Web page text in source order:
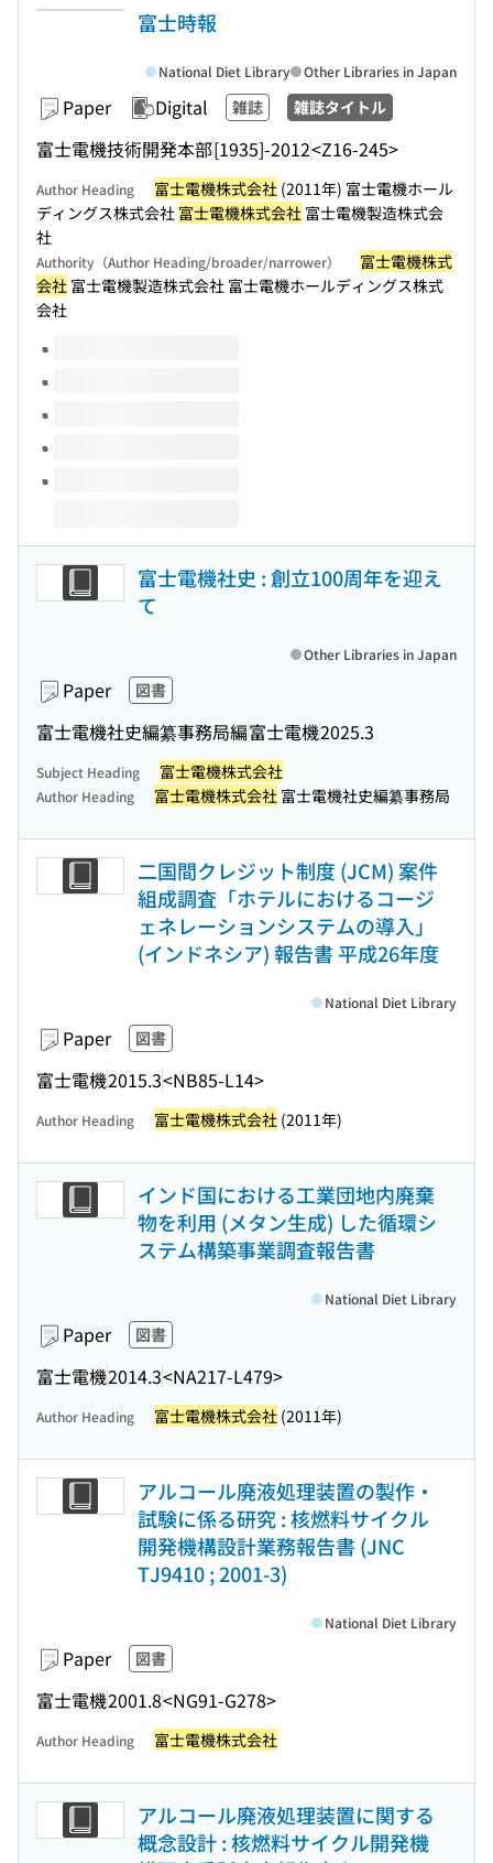
富士時報
Paper Digital 雑誌 雑誌タイトル
富士電機技術開発本部[1935]-2012<Z16-245>
National Diet Library Other Libraries in Japan
Author Heading 富士電機株式会社 (2011年) 富士電機ホール
ディングス株式会社 富士電機株式会社 富士電機製造株式会
社
Authority（Author Heading/broader/narrower）
富士電機株式
会社 富士電機製造株式会社 富士電機ホールディングス株式
会社
Volumes of this title
富士電機社史 : 創立100周年を迎え
て
Paper 図書
富士電機社史編纂事務局編富士電機2025.3
Other Libraries in Japan
Subject Heading 富士電機株式会社
Author Heading 富士電機株式会社 富士電機社史編纂事務局
二国間クレジット制度 (JCM) 案件
組成調査「ホテルにおけるコージ
ェネレーションシステムの導入」
(インドネシア) 報告書 平成26年度
Paper 図書
富士電機2015.3<NB85-L14>
National Diet Library
Author Heading 富士電機株式会社 (2011年)
インド国における工業団地内廃棄
物を利用 (メタン生成) した循環シ
ステム構築事業調査報告書
Paper 図書
富士電機2014.3<NA217-L479>
National Diet Library
Author Heading 富士電機株式会社 (2011年)
アルコール廃液処理装置の製作・
試験に係る研究 : 核燃料サイクル
開発機構設計業務報告書 (JNC
TJ9410 ; 2001-3)
Paper 図書
富士電機2001.8<NG91-G278>
National Diet Library
Author Heading 富士電機株式会社
アルコール廃液処理装置に関する
概念設計 : 核燃料サイクル開発機